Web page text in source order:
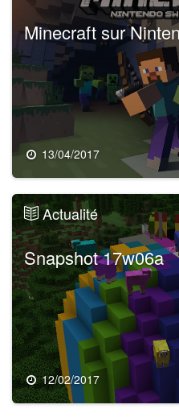
Minecraft sur
13/04/2017
Actualité
Snapshot 17w06a
12/02/2017